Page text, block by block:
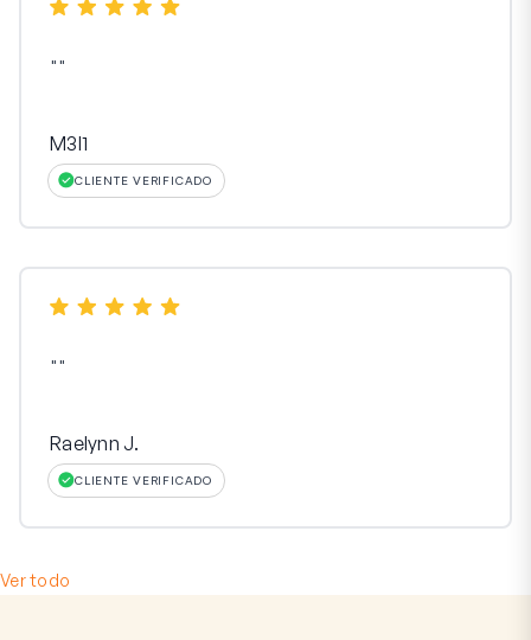
""
M3l1
CLIENTE VERIFICADO
""
Raelynn J.
CLIENTE VERIFICADO
Ver todo